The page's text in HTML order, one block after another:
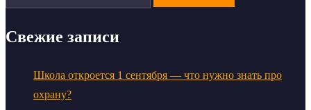
Свежие записи
Школа откроется 1 сентября — что нужно знать про
охрану?